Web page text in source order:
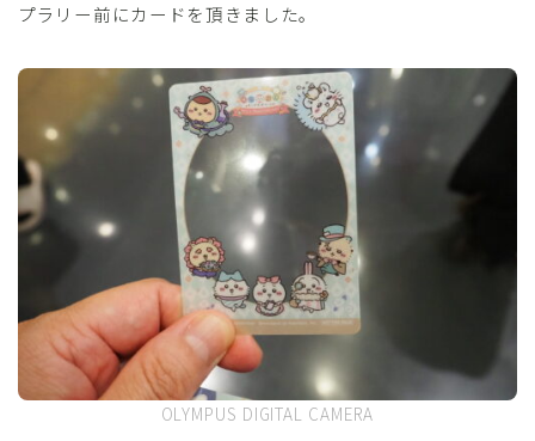
プラリー前にカードを頂きました。
OLYMPUS DIGITAL CAMERA